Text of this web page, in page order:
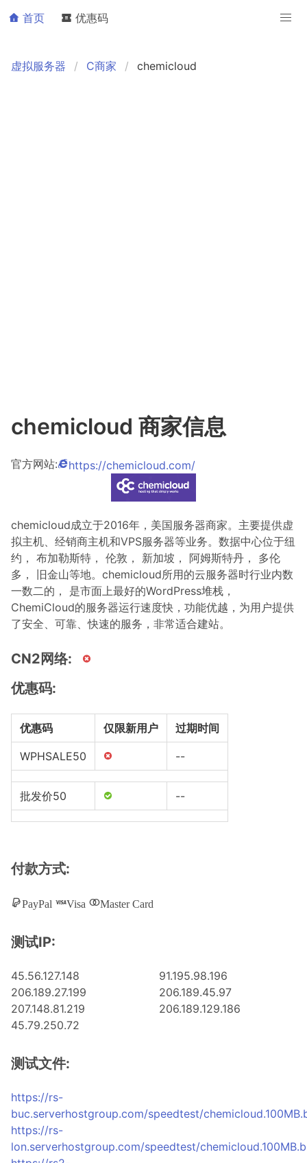
首页 优惠码
虚拟服务器 C商家 chemicloud
chemicloud 商家信息
官方网站: https://chemicloud.com/
chemicloud成立于2016年，美国服务器商家。主要提供虚
拟主机、经销商主机和VPS服务器等业务。数据中心位于纽
约， 布加勒斯特， 伦敦， 新加坡， 阿姆斯特丹， 多伦
多， 旧金山等地。chemicloud所用的云服务器时行业内数
一数二的， 是市面上最好的WordPress堆栈，
ChemiCloud的服务器运行速度快，功能优越，为用户提供
了安全、可靠、快速的服务，非常适合建站。
CN2网络:
优惠码:
优惠码 仅限新用户 过期时间
WPHSALE50 --
批发价50 --
付款方式:
PayPal Visa Master Card
测试IP:
45.56.127.148
91.195.98.196
206.189.27.199
206.189.45.97
207.148.81.219
206.189.129.186
45.79.250.72
测试文件:
https://rs-
buc.serverhostgroup.com/speedtest/
https://rs-
lon.serverhostgroup.com/speedtest/